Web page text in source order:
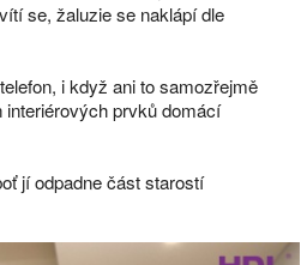
se, žaluzie se naklápí dle
i když ani to samozřejmě
prvků domácí
jí odpadne část starostí